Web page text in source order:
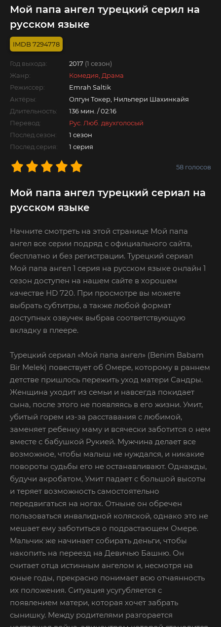
Мой папа ангел турецкий серил на
русском языке
7294778
Год выхода: 2017 (1 сезон)
Жанр:
Комедия, Драма
Режиссер:
Emrah Saltik
Актёры:
Олгун Токер, Нильпери Шахинкайя
Длительность:
136 мин. / 02:16
Перевод:
Рус. Люб. двухголосый
Послед.сезон:
1 сезон
Послед.серия:
1 серия
58 голосов
Мой папа ангел турецкий сериал на
русском языке
Начните смотреть на этой странице Мой папа
ангел все серии подряд с официального сайта,
бесплатно и без регистрации. Турецкий сериал
Мой папа ангел 1 серия на русском языке онлайн 1
сезон доступен на нашем сайте в хорошем
качестве HD 720. При просмотре вы можете
выбрать субтитры, а также любой формат
доступных озвучек выбрав соответствующую
вкладку в плеере.
Турецкий сериал «Мой папа ангел» (Benim Babam
Bir Melek) повествует об Омере, которому в раннем
детстве пришлось пережить уход матери Сандры.
Женщина уходит из семьи и навсегда покидает
сына, после этого не появляясь в его жизни. Умит,
убитый горем из-за расставания с любимой,
заменяет ребенку маму и всячески заботится о нем
вместе с бабушкой Рукией. Мужчина делает все
возможное, чтобы малыш не нуждался, и никакие
повороты судьбы его не останавливают. Однажды,
будучи акробатом, Умит падает с большой высоты
и теряет возможность самостоятельно
передвигаться на ногах. Отныне он обречен
пользоваться инвалидной коляской, однако это не
мешает ему заботиться о подрастающем Омере.
Мальчик же начинает собирать деньги, чтобы
накопить на переезд на Девичью Башню. Он
считает отца истинным ангелом и, несмотря на
юные годы, прекрасно понимает всю отчаянность
их положения. Ситуация усугубляется с
появлением матери, которая хочет забрать
сынишку. Между родителями разгорается